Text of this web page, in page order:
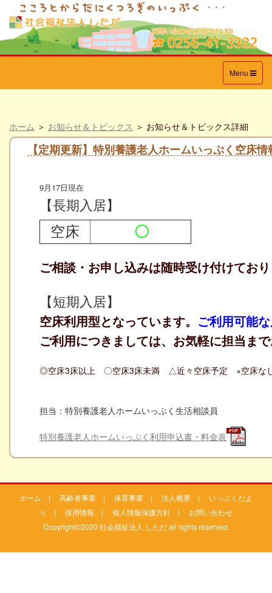
Toggle
navigation
Menu
ホーム ＞ お知らせ＆トピックス ＞ お知らせ＆トピックス詳細
【定期更新】特別養護老人ホームいっぷく空床情
9月17日現在
【長期入居】
空床 〇
ご相談・お申し込みは随時受け付けてお
【短期入居】
空床利用型となっています。 ご利用可能
ご利用につきましては、お気軽に担当ま
◎空床3床以上 〇空床3床未満 △近々空床予定 ×空床な
担当：特別養護老人ホームいっぷく生活相談員
特別養護老人ホームいっぷく利用申込書・料金表
ホーム | 高齢者事業 | 保育事業 | 法人概要 | いっぷくだよ
り
| 採用情報 | 個人情報保護方針 | お問い合わせ
Copyright©2020 社会福祉法人 しただ all rights reserved.